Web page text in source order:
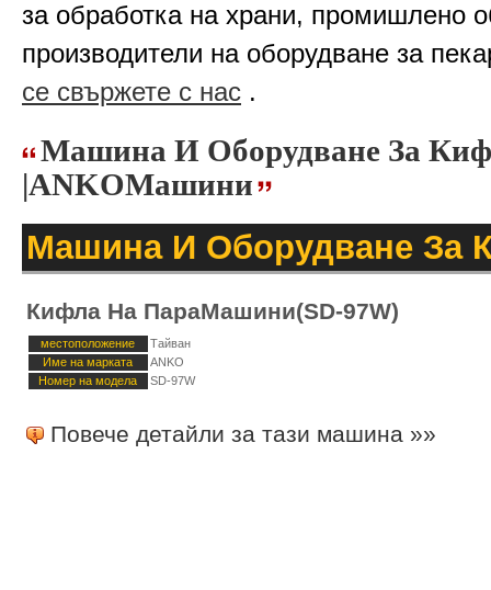
за обработка на храни, промишлено
производители на оборудване за
се свържете с нас .
Машина И Оборудване За
|ANKOМашини
Машина И Оборудване За
Кифла На ПараМашини(SD-97W)
местоположение
Тайван
Име на марката
ANKO
Номер на модела
SD-97W
Повече детайли за тази машина »»